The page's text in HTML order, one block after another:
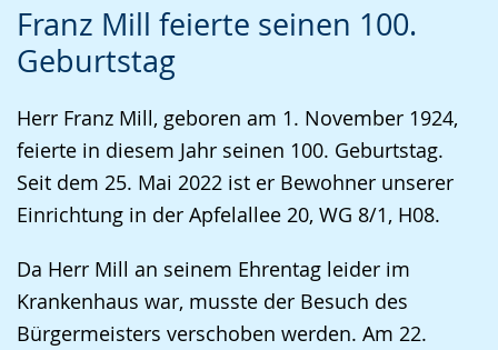
Franz Mill feierte seinen 100.
Geburtstag
Herr Franz Mill, geboren am 1. November 1924,
feierte in diesem Jahr seinen 100. Geburtstag.
Seit dem 25. Mai 2022 ist er Bewohner unserer
Einrichtung in der Apfelallee 20, WG 8/1, H08.
Da Herr Mill an seinem Ehrentag leider im
Krankenhaus war, musste der Besuch des
Bürgermeisters verschoben werden. Am 22.
Leichten
Sprache
Audio-
Unterstützung.
Video
in
Gebärdensprache
wird
angezeigt.